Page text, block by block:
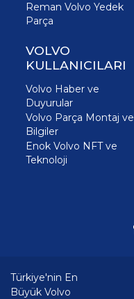
Reman Volvo Yedek
Parça
VOLVO
KULLANICILARI
Volvo Haber ve
Duyurular
Volvo Parça Montaj ve
Bilgiler
Enok Volvo NFT ve
Teknoloji
Türkiye'nin En
Büyük Volvo